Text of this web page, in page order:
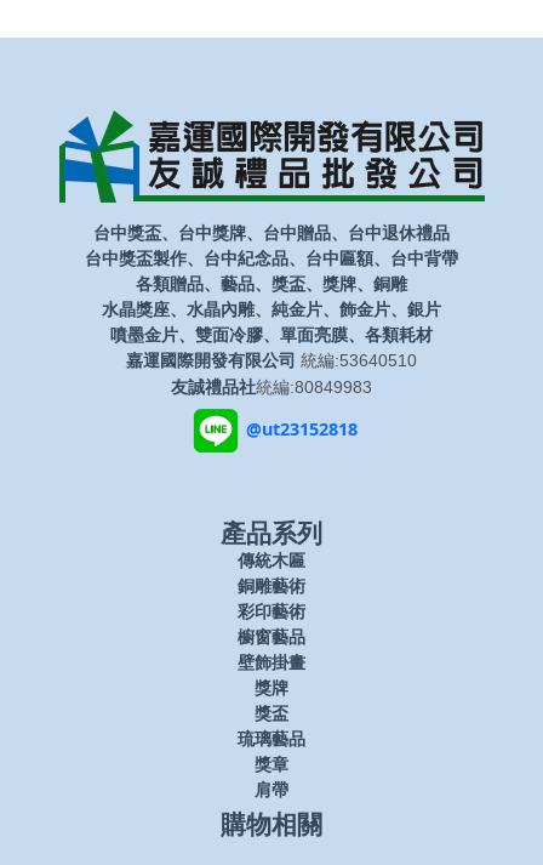
台中獎盃、台中獎牌、台中贈品、台中退休禮品
台中獎盃製作、台中紀念品、台中匾額、台中背帶
各類贈品、藝品、獎盃、獎牌、銅雕
水晶獎座、水晶內雕、純金片、飾金片、銀片
噴墨金片、雙面冷膠、單面亮膜、各類耗材
嘉運國際開發有限公司 統編:53640510
友誠禮品社統編:80849983
@ut23152818
產品系列
傳統木匾
銅雕藝術
彩印藝術
櫥窗藝品
壁飾掛畫
獎牌
獎盃
琉璃藝品
獎章
肩帶
購物相關